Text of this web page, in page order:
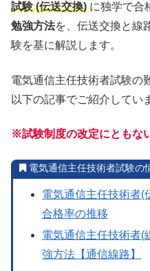
試験 (伝送交換)に独学で合
勉強方法を、伝送交換と線
験を基に解説します。
電気通信主任技術者試験の
以下の記事でご紹介してい
※試験制度の改定にともな
電気通信主任技術者試験の
電気通信主任技術者(
合格率の推移
電気通信主任技術者(
強方法【通信線路】